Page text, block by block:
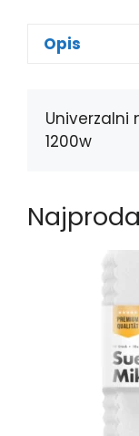
e
b
k
s
e
r
Opis
Univerzalni
1200w